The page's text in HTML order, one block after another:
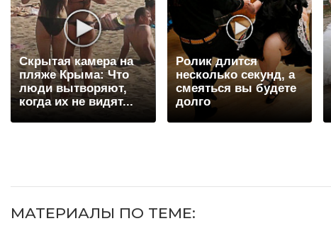
Скрытая камера на
пляже Крыма: Что
люди вытворяют,
когда их не видят...
Ролик длится
несколько секунд, а
смеяться вы будете
долго
МАТЕРИАЛЫ ПО ТЕМЕ: